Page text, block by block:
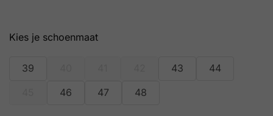
schoenmaat
39 43
44
46 47 48